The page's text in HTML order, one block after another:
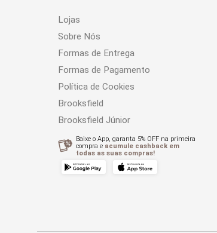
Lojas
Sobre Nós
Formas de Entrega
Formas de Pagamento
Política de Cookies
Brooksfield
Brooksfield Júnior
Baixe o App, garanta 5% OFF na primeira
compra e acumule cashback em
todas as suas compras!